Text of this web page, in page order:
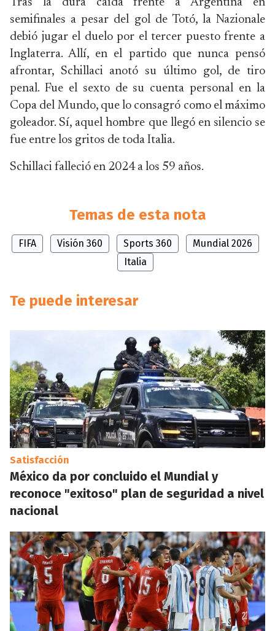
Tras la dura caída frente a Argentina en
semifinales a pesar del gol de Totó, la Nazionale
debió jugar el duelo por el tercer puesto frente a
Inglaterra. Allí, en el partido que nunca pensó
afrontar, Schillaci anotó su último gol, de tiro
penal. Fue el sexto de su cuenta personal en la
Copa del Mundo, que lo consagró como el máximo
goleador. Sí, aquel hombre que llegó en silencio se
fue entre los gritos de toda Italia.
Schillaci falleció en 2024 a los 59 años.
Temas de esta nota
FIFA Visión 360 Sports 360
Mundial 2026
Italia
Te puede interesar
Satisfacción
México da por concluido el Mundial y
reconoce "exitoso" plan de seguridad a nivel
nacional